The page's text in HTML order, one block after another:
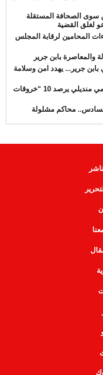
سوى الصحافة المستقلة
لغلق القضية
المحامين لرقابة المجلس
والمعاصرة بابن جرير
بابن جرير... يهدد امن وسلامة
بعد احالته على الدستورية.. المحامي منديلي يرصد 10 “خروقات
محاكم مشلولة